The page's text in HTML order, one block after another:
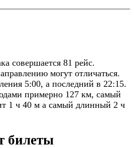
совершается 81 рейс.
могут отличаться.
5:00, а последний в 22:15.
примерно 127 км, самый
1 ч 40 м а самый длинный 2 ч
билеты